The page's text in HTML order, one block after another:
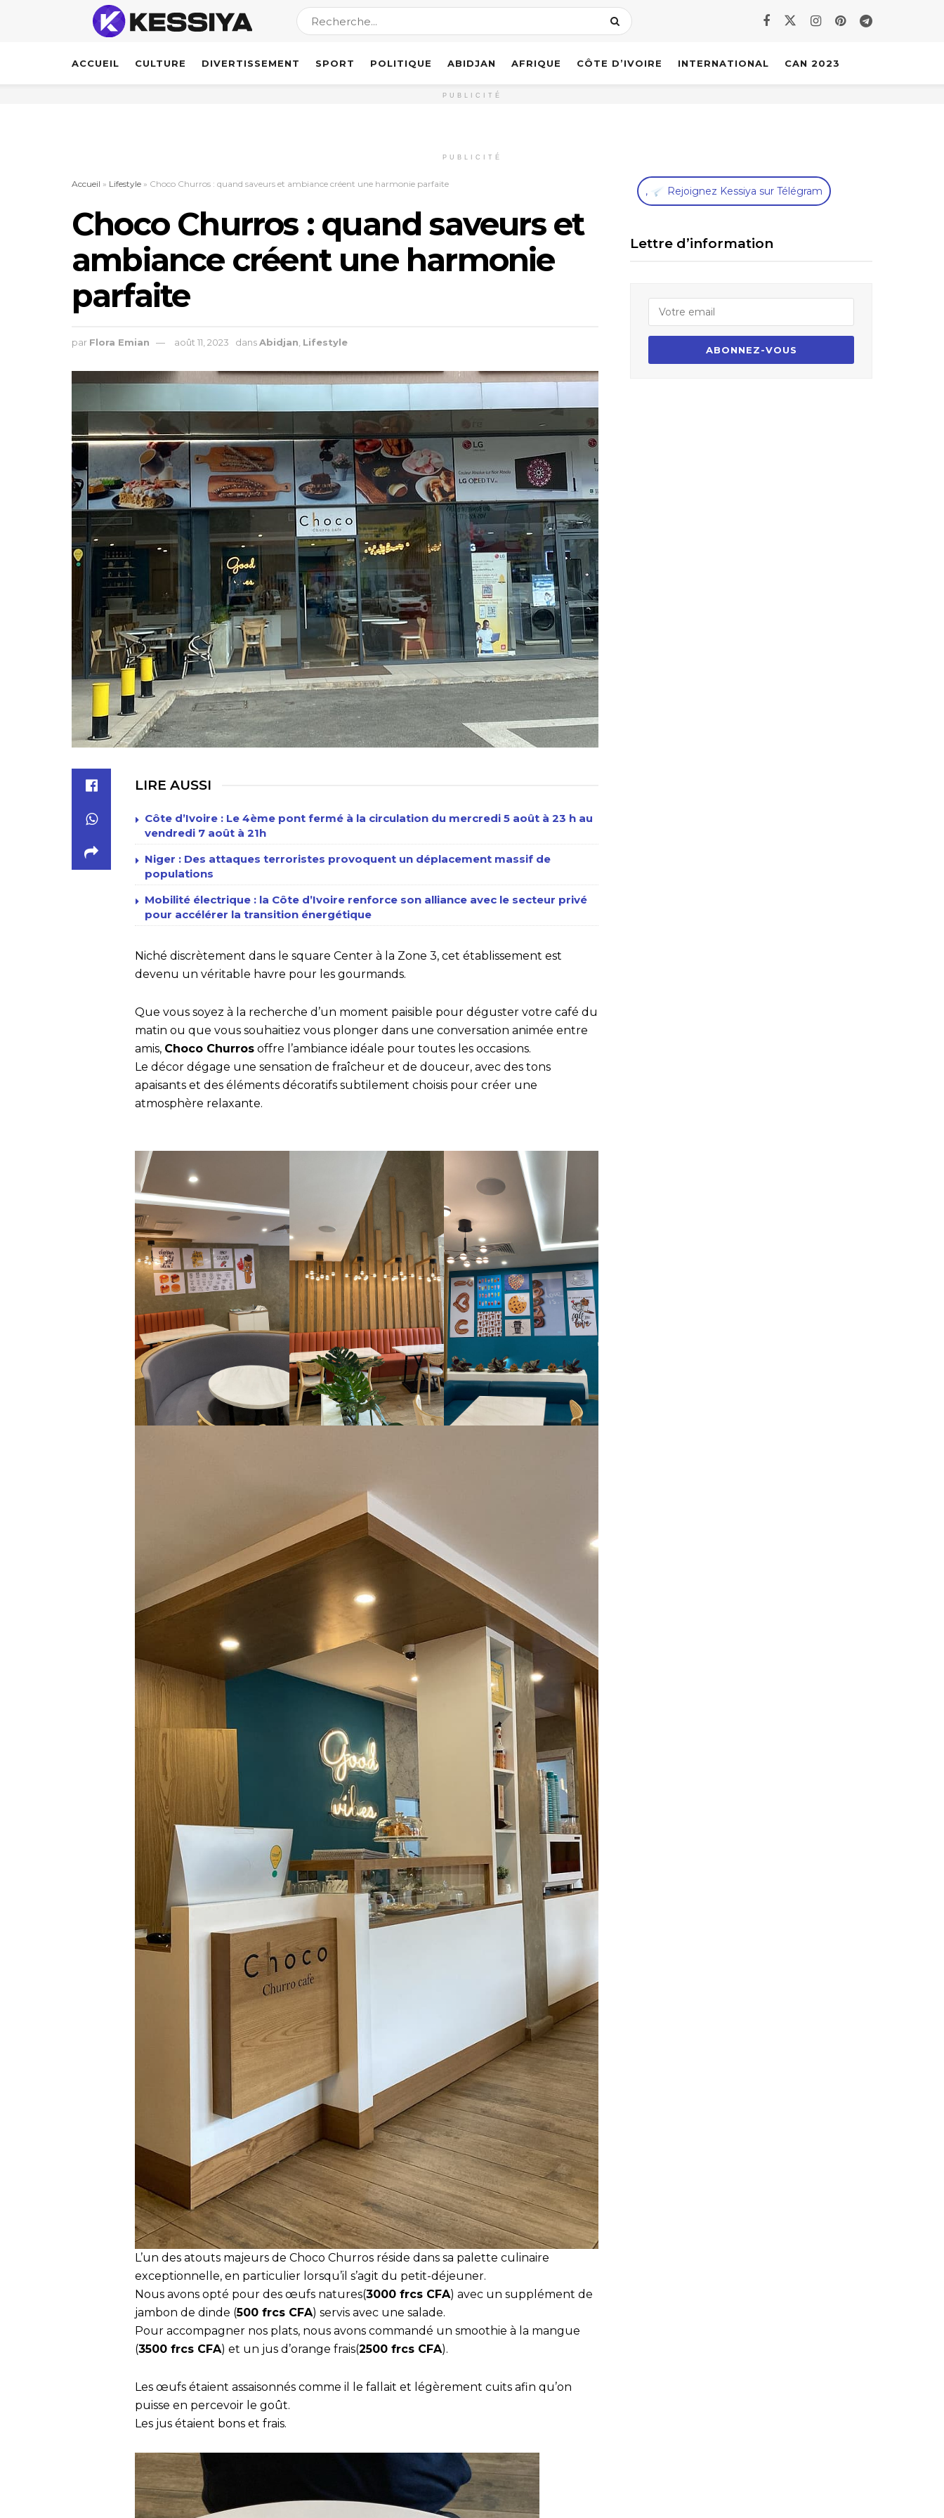
ACCUEIL CULTURE DIVERTISSEMENT SPORT POLITIQUE ABIDJAN AFRIQUE CÔTE D’IVOIRE INTERNATIONAL CAN 2023
PUBLICITÉ
PUBLICITÉ
Accueil » Lifestyle » Choco Churros : quand saveurs et ambiance créent une harmonie parfaite
Choco Churros : quand saveurs et
ambiance créent une harmonie
parfaite
par Flora Emian août 11, 2023 dansAbidjan Lifestyle
LIRE AUSSI
Côte d’Ivoire : Le 4ème pont fermé à la circulation du mercredi 5 août à 23 h au
vendredi 7 août à 21h
Niger : Des attaques terroristes provoquent un déplacement massif de
populations
Mobilité électrique : la Côte d’Ivoire renforce son alliance avec le secteur privé
pour accélérer la transition énergétique
Niché discrètement dans le square Center à la Zone 3, cet établissement est
devenu un véritable havre pour les gourmands.
Que vous soyez à la recherche d’un moment paisible pour déguster votre café du
matin ou que vous souhaitiez vous plonger dans une conversation animée entre
amis, Choco Churros offre l’ambiance idéale pour toutes les occasions.
Le décor dégage une sensation de fraîcheur et de douceur, avec des tons
apaisants et des éléments décoratifs subtilement choisis pour créer une
atmosphère relaxante.
L’un des atouts majeurs de Choco Churros réside dans sa palette culinaire
exceptionnelle, en particulier lorsqu’il s’agit du petit-déjeuner.
Nous avons opté pour des œufs natures(3000 frcs CFA) avec un supplément de
jambon de dinde (500 frcs CFA) servis avec une salade.
Pour accompagner nos plats, nous avons commandé un smoothie à la mangue
(3500 frcs CFA) et un jus d’orange frais(2500 frcs CFA).
Les œufs étaient assaisonnés comme il le fallait et légèrement cuits afin qu’on
puisse en percevoir le goût.
Les jus étaient bons et frais.
, Rejoignez Kessiya sur Télégram
Lettre d’information